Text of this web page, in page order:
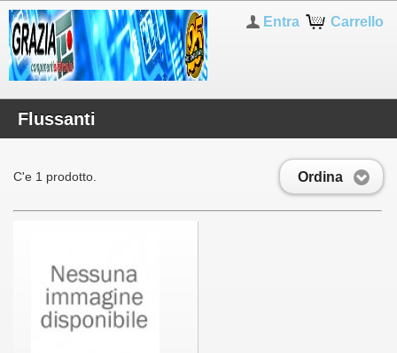
Carrello
Entra
Flussanti
Ordina
C'e 1 prodotto.